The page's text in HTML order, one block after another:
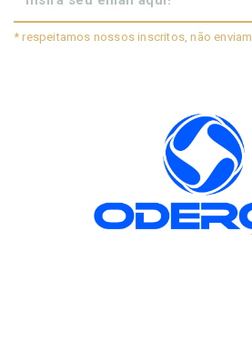
* respeitamos nossos inscritos, não